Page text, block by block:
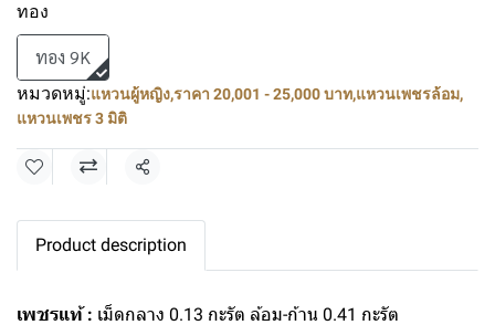
ทอง
ทอง 9K
หมวดหมู่:แหวนผู้หญิง,ราคา 20,001 - 25,000 บาท,แหวนเพชรล้อม,
แหวนเพชร 3 มิติ
แชร์
Product description
เพชรแท้ : เม็ดกลาง 0.13 กะรัต ล้อม-ก้าน 0.41 กะรัต